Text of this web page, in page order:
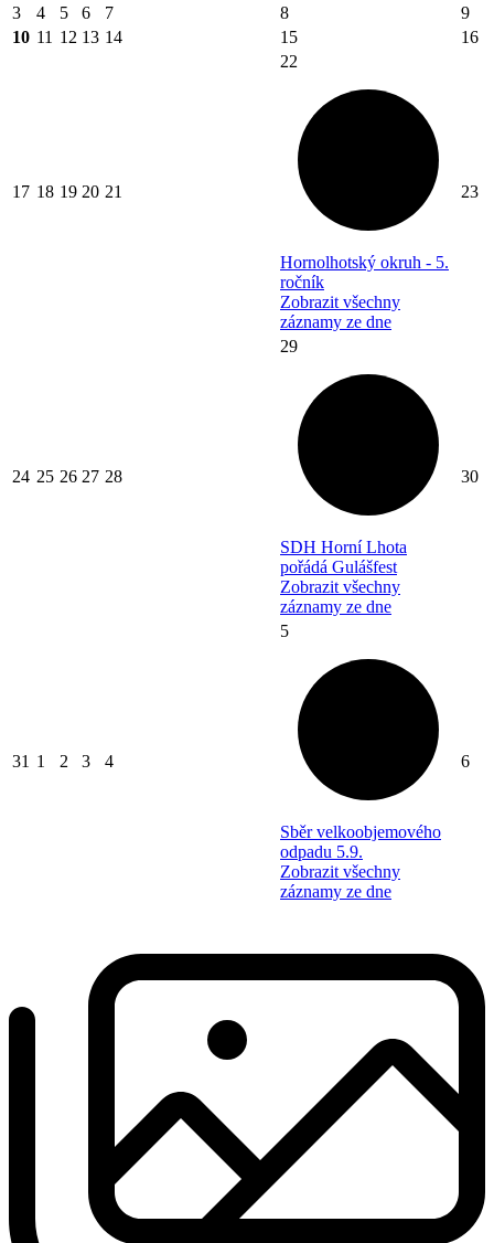
3 4 5 6 7 8
9
10 11 12 13 14 15 16
17 18 19 20 21
22
Hornolhotský okruh - 5.
ročník
Zobrazit všechny
záznamy ze dne
23
24 25 26 27 28
29
SDH Horní Lhota
pořádá Gulášfest
Zobrazit všechny
záznamy ze dne
30
31 1 2 3 4
5
Sběr velkoobjemového
odpadu 5.9.
Zobrazit všechny
záznamy ze dne
6